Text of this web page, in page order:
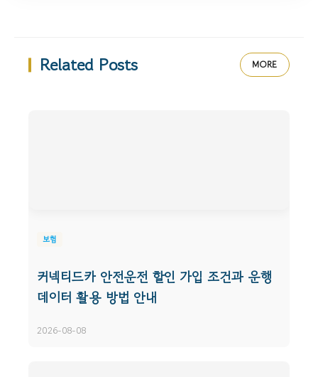
Related Posts MORE
보험
커넥티드카 안전운전 할인 가입 조건과 운행
데이터 활용 방법 안내
2026-08-08